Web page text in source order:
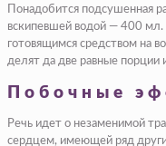
Понадобится подсушенная
вскипевшей водой — 400 мл.
готовящимся средством на
делят да две равные порции
Побочные
Речь идет о незаменимой
сердцем, имеющей ряд